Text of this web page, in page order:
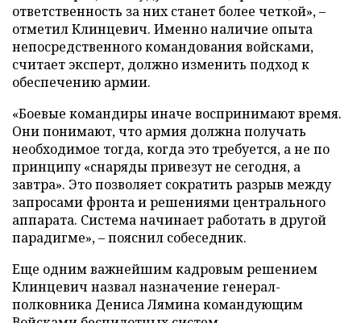
ответственность за них станет более четкой», –
отметил Клинцевич. Именно наличие опыта
непосредственного командования войсками,
считает эксперт, должно изменить подход к
обеспечению армии.
«Боевые командиры иначе воспринимают время.
Они понимают, что армия должна получать
необходимое тогда, когда это требуется, а не по
принципу «снаряды привезут не сегодня, а
завтра». Это позволяет сократить разрыв между
запросами фронта и решениями центрального
аппарата. Система начинает работать в другой
парадигме», – пояснил собеседник.
Еще одним важнейшим кадровым решением
Клинцевич назвал назначение генерал-
полковника Дениса Лямина командующим